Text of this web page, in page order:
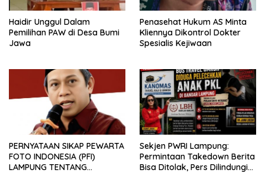
Haidir Unggul Dalam
Pemilihan PAW di Desa Bumi
Jawa
Penasehat Hukum AS Minta
Kliennya Dikontrol Dokter
Spesialis Kejiwaan
PERNYATAAN SIKAP PEWARTA
FOTO INDONESIA (PFI)
LAMPUNG TENTANG
Sekjen PWRI Lampung:
Permintaan Takedown Berita
Bisa Ditolak, Pers Dilindungi